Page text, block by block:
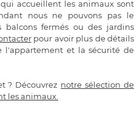
accueillent les animaux sont
nous ne pouvons pas le
balcons fermés ou des jardins
pour avoir plus de détails
l'appartement et la sécurité de
? Découvrez notre sélection de
les animaux.